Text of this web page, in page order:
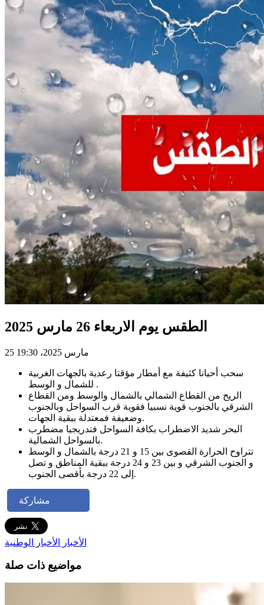
الطقس يوم الاربعاء 26 مارس 2025
25 مارس 2025، 19:30
سحب أحيانا كثيفة مع أمطار مؤقتا رعدية بالجهات الغربية
للشمال و الوسط .
الريح من القطاع الشمالي بالشمال والوسط ومن القطاع
الشرقي بالجنوب قوية نسبيا فقوية قرب السواحل وبالجنوب
وضعيفة فمعتدلة ببقية الجهات.
البحر شديد الاضطراب بكافة السواحل فتدريجيا مضطرب
بالسواحل الشمالية.
تتراوح الحرارة القصوى بين 15 و 21 درجة بالشمال و الوسط
و الجنوب الشرقي و بين 23 و 24 درجة ببقية المناطق و تصل
إلى 22 درجة بأقصى الجنوب.
مشاركة
الأخبار الأخبار الوطنية
مواضيع ذات صلة